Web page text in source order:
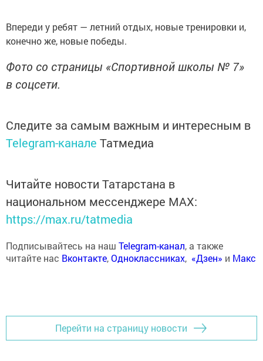
Впереди у ребят — летний отдых, новые тренировки и,
конечно же, новые победы.
Фото со страницы «Спортивной школы № 7»
в соцсети.
Следите за самым важным и интересным в
Telegram-канале Татмедиа
Читайте новости Татарстана в
национальном мессенджере MАХ:
https://max.ru/tatmedia
Подписывайтесь на наш Telegram-канал, а также
читайте нас Вконтакте,Одноклассниках, «Дзен» и Макс
Перейти на страницу новости